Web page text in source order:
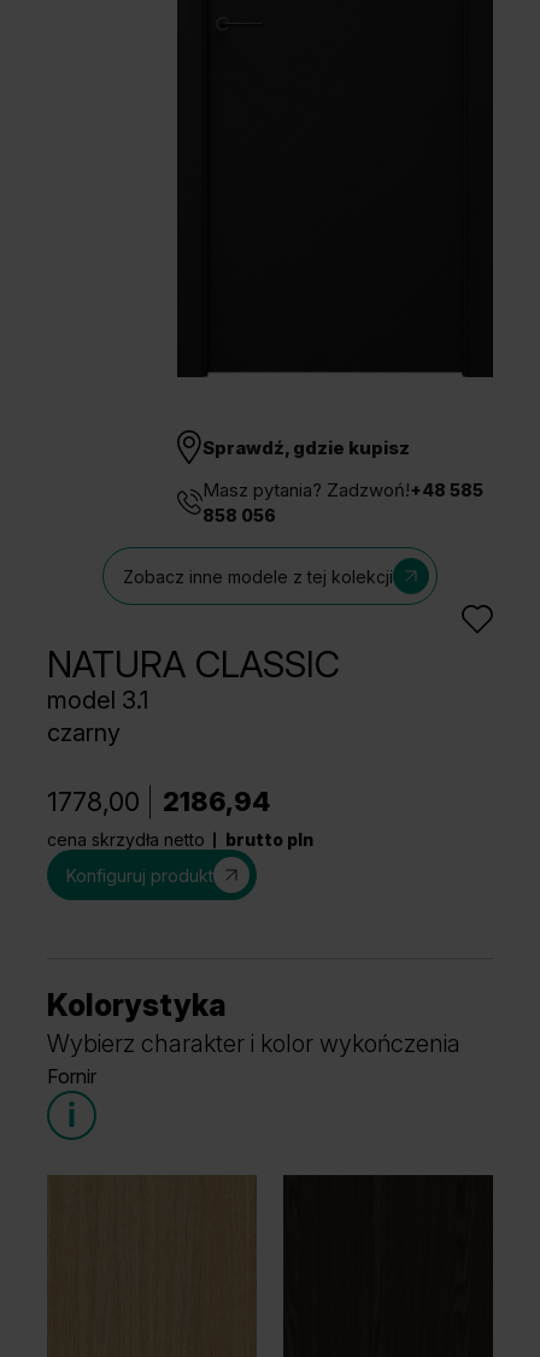
Sprawdź, gdzie kupisz
Masz pytania? Zadzwoń!+48 585
858 056
Zobacz inne modele z tej kolekcji
NATURA CLASSIC
model 3.1
czarny
1778,00 2186,94
cena skrzydła netto
brutto pln
Konfiguruj produkt
Kolorystyka
Wybierz charakter i kolor wykończenia
Fornir